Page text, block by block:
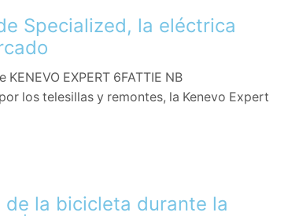
Specialized, la eléctrica
EXPERT 6FATTIE NB
los telesillas y remontes, la Kenevo Expert
la bicicleta durante la